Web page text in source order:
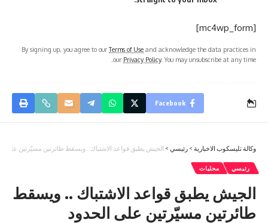
[mc4wp_form]
By signing up, you agree to ourTerms of Use and acknowledge the data practices in
our Privacy Policy. You may unsubscribe at any time.
Facebook
وكالة تليسكوب الاخبارية > رئيسي > الجيش يطبق قواعد الاشتباك .. ويسقط طائرتين مسيّرتين على
رئيسي محليات
الجيش يطبق قواعد الاشتباك .. ويسقط
طائرتين مسيّرتين على الحدود